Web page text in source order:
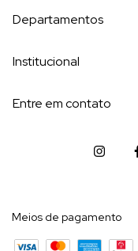
Departamentos
Institucional
Entre em contato
Meios de pagamento